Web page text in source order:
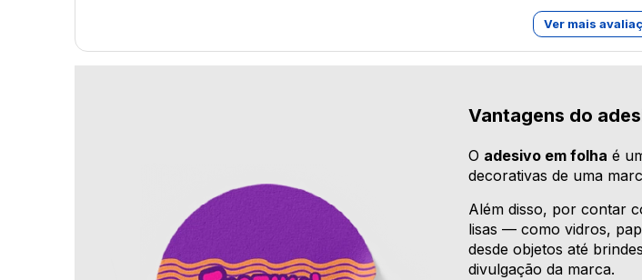
Ver mais
Vantagens do
O adesivo em folha é
decorativas de uma
Além disso, por contar
lisas — como vidros,
desde objetos até
divulgação da marca.